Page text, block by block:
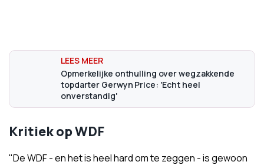
Opmerkelijke onthulling over wegzakkende
topdarter Gerwyn Price: 'Echt heel
onverstandig'
Kritiek op WDF
"De WDF - en het is heel hard om te zeggen - is gewoon